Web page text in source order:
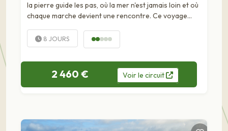
la pierre guide les pas, où la mer n'est jamais loin et où
chaque marche devient une rencontre. Ce voyage
8 JOURS
2 460 € Voirle circuit